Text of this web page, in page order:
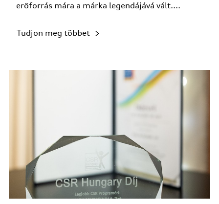
erőforrás mára a márka legendájává vált....
Tudjon meg többet